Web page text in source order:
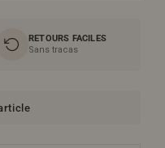
RETOURS FACILES
Sans tracas